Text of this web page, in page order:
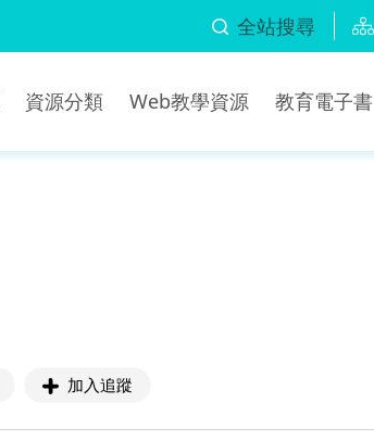
全站搜尋
資源分類 Web教學資源 教育電子書
加入追蹤